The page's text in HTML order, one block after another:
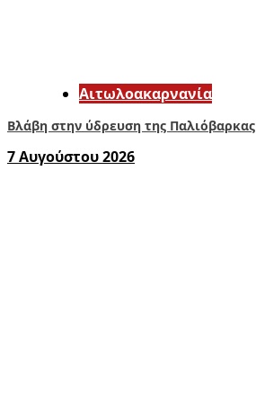
Αιτωλοακαρνανία
Βλάβη στην ύδρευση της Παλιόβαρκας
7 Αυγούστου 2026